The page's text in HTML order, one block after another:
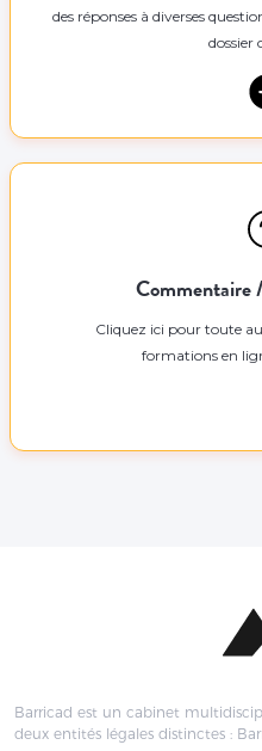
des réponses à diverses
dossier
Commentaire
Cliquez ici pour toute
formations en
Barricad est un cabinet
deux entités légales distinctes :